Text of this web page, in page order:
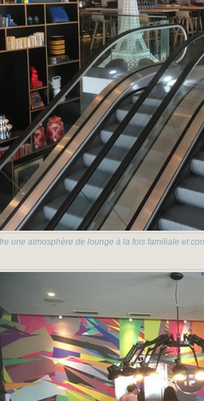
une atmosphère de lounge à la fois familiale et